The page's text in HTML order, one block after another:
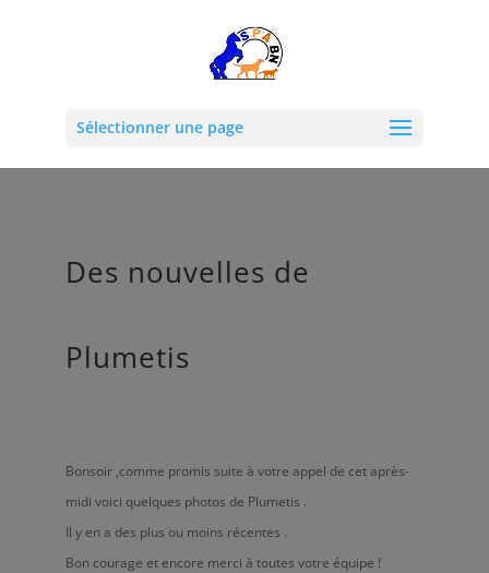
Sélectionner une page
Des nouvelles de
Plumetis
Bonsoir ,comme promis suite à votre appel de cet après-
midi voici quelques photos de Plumetis .
Il y en a des plus ou moins récentes .
Bon courage et encore merci à toutes votre équipe !